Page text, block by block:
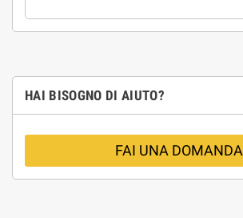
HAI BISOGNO DI AIUTO?
FAI UNA DOMANDA